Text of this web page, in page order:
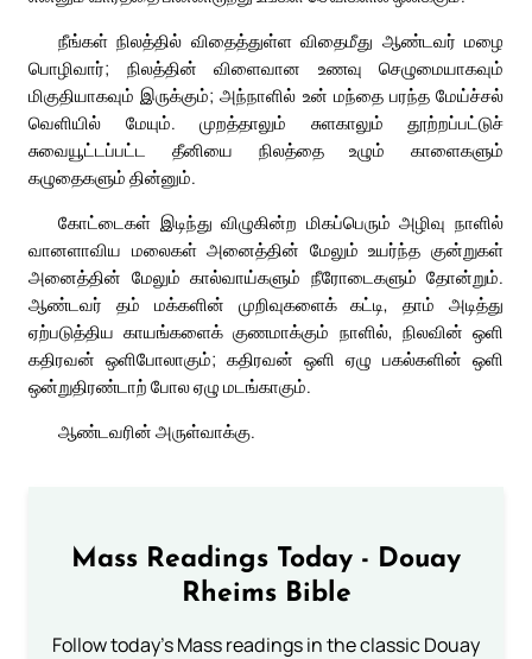
நீங்கள் நிலத்தில் விதைத்துள்ள விதைமீது ஆண்டவர் மழை
பொழிவார்; நிலத்தின் விளைவான உணவு செழுமையாகவும்
மிகுதியாகவும் இருக்கும்; அந்நாளில் உன் மந்தை பரந்த மேய்ச்சல்
வெளியில் மேயும். முறத்தாலும் சுளகாலும் தூற்றப்பட்டுச்
சுவையூட்டப்பட்ட தீனியை நிலத்தை உழும் காளைகளும்
கழுதைகளும் தின்னும்.
கோட்டைகள் இடிந்து விழுகின்ற மிகப்பெரும் அழிவு நாளில்
வானளாவிய மலைகள் அனைத்தின் மேலும் உயர்ந்த குன்றுகள்
அனைத்தின் மேலும் கால்வாய்களும் நீரோடைகளும் தோன்றும்.
ஆண்டவர் தம் மக்களின் முறிவுகளைக் கட்டி, தாம் அடித்து
ஏற்படுத்திய காயங்களைக் குணமாக்கும் நாளில், நிலவின் ஒளி
கதிரவன் ஒளிபோலாகும்; கதிரவன் ஒளி ஏழு பகல்களின் ஒளி
ஒன்றுதிரண்டாற் போல ஏழு மடங்காகும்.
ஆண்டவரின் அருள்வாக்கு.
Mass Readings Today - Douay
Rheims Bible
Follow today's Mass readings in the classic Douay